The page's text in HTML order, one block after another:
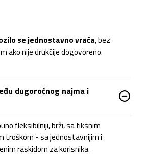
se jednostavno vraća, bez
ako nije drukčije dogovoreno.
dugoročnog najma i
do_not_disturb_on
fleksibilniji, brži, sa fiksnim
troškom - sa jednostavnijim i
raskidom za korisnika.